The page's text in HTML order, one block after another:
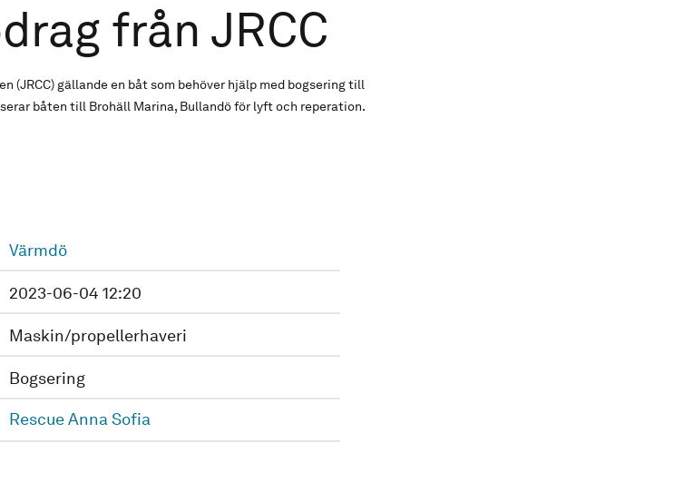
från JRCC
(JRCC) gällande en båt som behöver hjälp med bogsering till
båten till Brohäll Marina, Bullandö för lyft och reperation.
Värmdö
2023-06-04 12:20
Maskin/propellerhaveri
Bogsering
Rescue Anna Sofia